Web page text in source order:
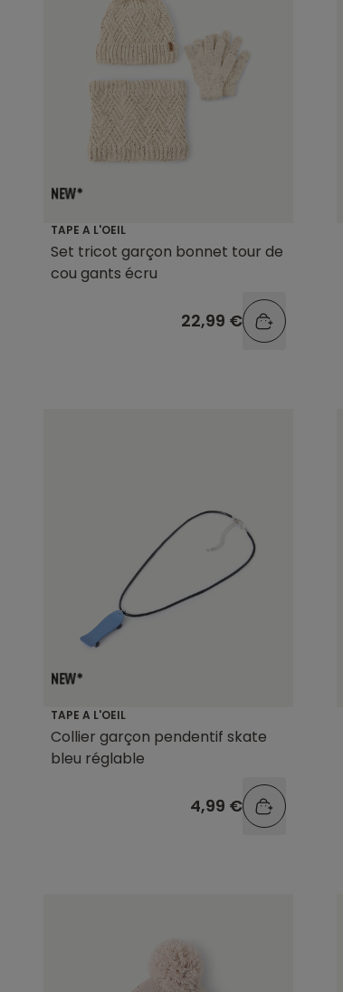
TAPE A L'OEIL
Set tricot garçon bonnet tour de
cou gants écru
22,99 €
TAPE A L'OEIL
Collier garçon pendentif skate
bleu réglable
4,99 €